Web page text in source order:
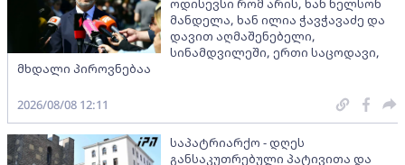
ოდისევსი რომ არის, ხან ნელსონ
მანდელა, ხან ილია ჭავჭავაძე და
დავით აღმაშენებელი,
სინამდვილეში, ერთი საცოდავი,
მხდალი პიროვნებაა
2026/08/08 12:11
საპატრიარქო - დღეს
განსაკუთრებული პატივითა და